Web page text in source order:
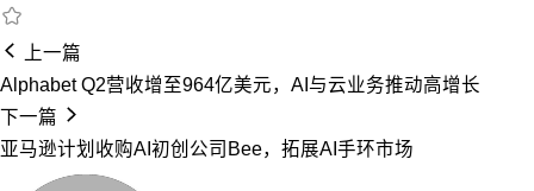
上一篇
Alphabet Q2营收增至964亿美元，AI与云业务推动高增长
下一篇
亚马逊计划收购AI初创公司Bee，拓展AI手环市场